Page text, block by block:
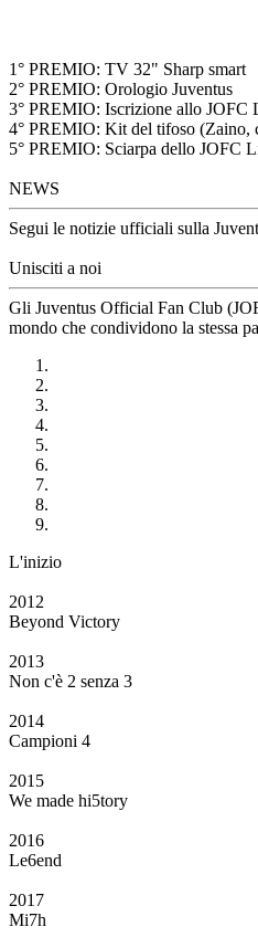
1° PREMIO: TV 32" Sharp smart
2° PREMIO: Orologio Juventus
3° PREMIO: Iscrizione allo JOFC
4° PREMIO: Kit del tifoso (Zaino,
5° PREMIO: Sciarpa dello JOFC
NEWS
Segui le notizie ufficiali sulla
Unisciti a noi
Gli Juventus Official Fan Club
mondo che condividono la stessa
L'inizio
2012
Beyond Victory
2013
Non c'è 2 senza 3
2014
Campioni 4
2015
We made hi5tory
2016
Le6end
2017
Mi7h